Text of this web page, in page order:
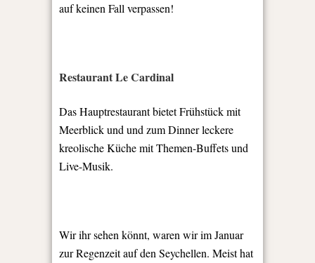
auf keinen Fall verpassen!
Restaurant Le Cardinal
Das Hauptrestaurant bietet Frühstück mit
Meerblick und und zum Dinner leckere
kreolische Küche mit Themen-Buffets und
Live-Musik.
Wir ihr sehen könnt, waren wir im Januar
zur Regenzeit auf den Seychellen. Meist hat